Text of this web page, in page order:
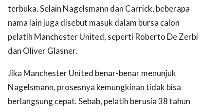
terbuka. Selain Nagelsmann dan Carrick, beberapa
nama lain juga disebut masuk dalam bursa calon
pelatih Manchester United, seperti Roberto De Zerbi
dan Oliver Glasner.
Jika Manchester United benar-benar menunjuk
Nagelsmann, prosesnya kemungkinan tidak bisa
berlangsung cepat. Sebab, pelatih berusia 38 tahun